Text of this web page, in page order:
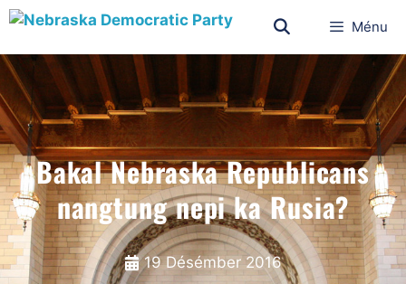
Ménu
Bakal Nebraska Republicans
nangtung nepi ka Rusia?
19 Désémber 2016